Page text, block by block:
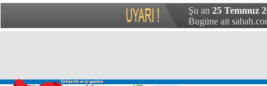
Şu an 25 Temmuz
Bugüne ait